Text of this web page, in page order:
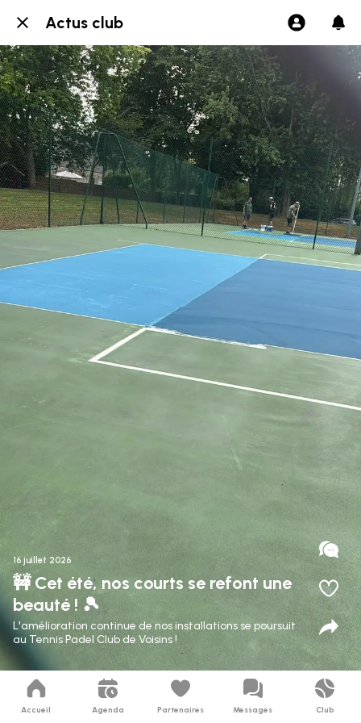
Actus club
16 juillet 2026
🚧 Cet été, nos courts se refont une
beauté ! 🎾
L'amélioration continue de nos installations se poursuit
au Tennis Padel Club de Voisins !
Accueil Agenda Partenaires Messages Club